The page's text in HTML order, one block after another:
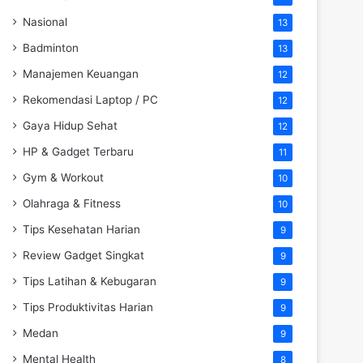
Nasional 13
Badminton 13
Manajemen Keuangan 12
Rekomendasi Laptop / PC 12
Gaya Hidup Sehat 12
HP & Gadget Terbaru 11
Gym & Workout 10
Olahraga & Fitness 10
Tips Kesehatan Harian 9
Review Gadget Singkat 9
Tips Latihan & Kebugaran 9
Tips Produktivitas Harian 9
Medan 9
Mental Health 8